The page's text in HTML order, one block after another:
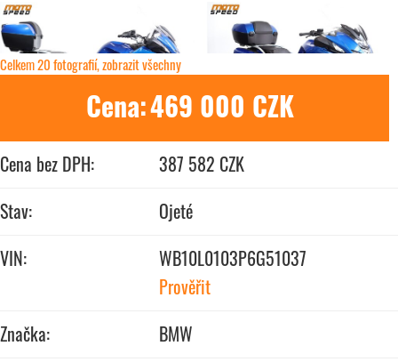
Celkem 20 fotografií, zobrazit všechny
Cena:469 000 CZK
Cena bez DPH:
387 582 CZK
Stav:
Ojeté
VIN:
WB10L0103P6G51037
Prověřit
Značka:
BMW